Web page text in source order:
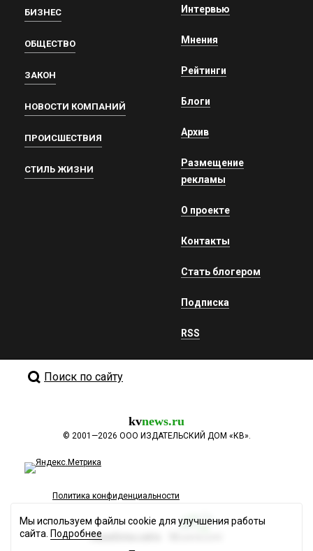
БИЗНЕС
ОБЩЕСТВО
ЗАКОН
НОВОСТИ КОМПАНИЙ
ПРОИСШЕСТВИЯ
СТИЛЬ ЖИЗНИ
Интервью
Мнения
Рейтинги
Блоги
Архив
Размещение
рекламы
О проекте
Контакты
Стать блогером
Подписка
RSS
Поиск по сайту
kvnews.ru
© 2001—2026 ООО ИЗДАТЕЛЬСКИЙ ДОМ «КВ».
Политика конфиденциальности
Разработка сайта
Мы используем файлы cookie для улучшения работы
сайта. Подробнее